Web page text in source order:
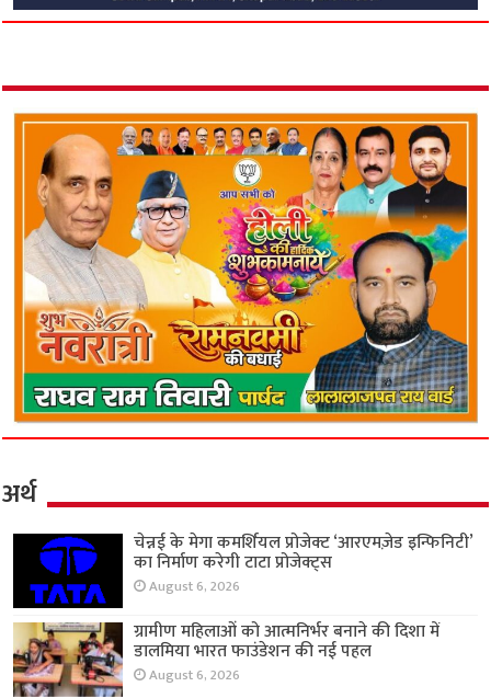
अर्थ
चेन्नई के मेगा कमर्शियल प्रोजेक्ट ‘आरएमज़ेड इन्फिनिटी’
का निर्माण करेगी टाटा प्रोजेक्ट्स
August 6, 2026
ग्रामीण महिलाओं को आत्मनिर्भर बनाने की दिशा में
डालमिया भारत फाउंडेशन की नई पहल
August 6, 2026